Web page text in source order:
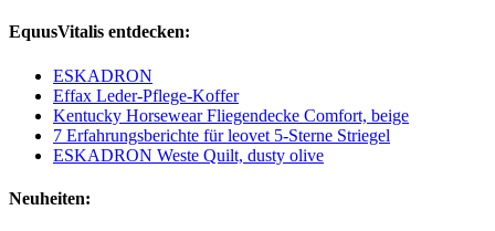
EquusVitalis entdecken:
ESKADRON
Effax Leder-Pflege-Koffer
Kentucky Horsewear Fliegendecke Comfort, beige
7 Erfahrungsberichte für leovet 5-Sterne Striegel
ESKADRON Weste Quilt, dusty olive
Neuheiten: